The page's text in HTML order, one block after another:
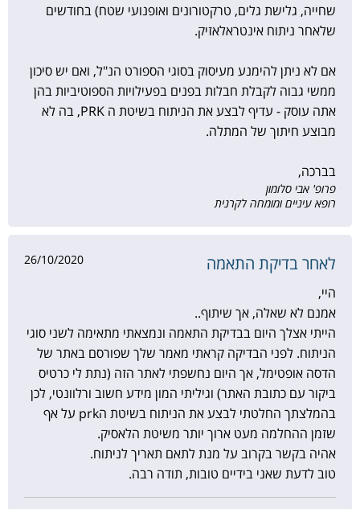
שחייה, גלישת גלים, טרקטורונים ואופנועי שטח) בחודשים
שלאחר ניתוח אינטראלאזיק.
אם לא ניתן להימנע מעיסוק בסוגי הספורט הנ"ל, ואם יש סיכון
ממשי גבוה לקבלת חבלות בפנים בפעילויות הספוטיביות בהן
אתה עוסק - עדיף לבצע את הניתוח בשיטת ה PRK, בה לא
מבוצע חיתוך של המתלה.
בברכה,
פרופ' אבי סלומון
רופא עיניים ומומחה לקרנית
לאחר בדיקת התאמה 26/10/2020
היי,
אמנם לא שאלה, אך שיתוף..
הייתי אצלך היום בבדיקת התאמה ונמצאתי מתאימה לשני סוגי
הניתוח. לפני הבדיקה קראתי מאמר שלך שפורסם באתר של
הדסה אופטימל, אך היום נחשפתי לאתר הזה (נתת לי כרטיס
ביקור עם כתובת האתר) וגיליתי המון מידע חשוב ורלוונטי, לכן
בהמלצתך החלטתי לבצע את הניתוח בשיטת הprk על אף
שזמן ההחלמה מעט ארוך יותר משיטת הלאסיק.
אהיה בקשר בקרוב על מנת לתאם תאריך לניתוח.
טוב לדעת שאני בידיים טובות, תודה רבה.